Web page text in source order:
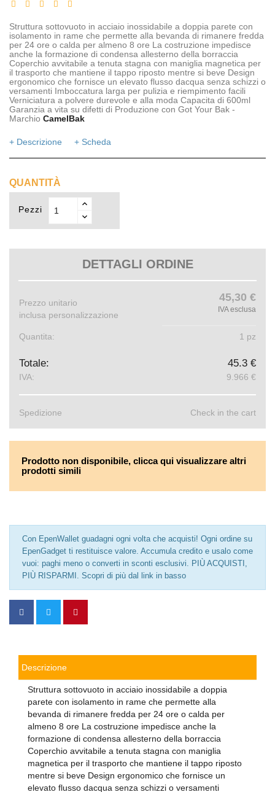
Struttura sottovuoto in acciaio inossidabile a doppia parete con
isolamento in rame che permette alla bevanda di rimanere fredda
per 24 ore o calda per almeno 8 ore La costruzione impedisce
anche la formazione di condensa allesterno della borraccia
Coperchio avvitabile a tenuta stagna con maniglia magnetica per
il trasporto che mantiene il tappo riposto mentre si beve Design
ergonomico che fornisce un elevato flusso dacqua senza schizzi o
versamenti Imboccatura larga per pulizia e riempimento facili
Verniciatura a polvere durevole e alla moda Capacita di 600ml
Garanzia a vita su difetti di Produzione con Got Your Bak -
Marchio CamelBak
+ Descrizione + Scheda
QUANTITÀ
Pezzi
DETTAGLI ORDINE
Prezzo unitario
inclusa personalizzazione
45,30 €
IVA esclusa
Quantita: 1 pz
Totale: 45.3 €
IVA: 9.966 €
Spedizione Check in the cart
Prodotto non disponibile, clicca qui visualizzare altri
prodotti simili
Con EpenWallet guadagni ogni volta che acquisti! Ogni ordine su
EpenGadget ti restituisce valore. Accumula credito e usalo come
vuoi: paghi meno o converti in sconti esclusivi. PIÙ ACQUISTI,
PIÙ RISPARMI. Scopri di più dal link in basso
Descrizione
Struttura sottovuoto in acciaio inossidabile a doppia
parete con isolamento in rame che permette alla
bevanda di rimanere fredda per 24 ore o calda per
almeno 8 ore La costruzione impedisce anche la
formazione di condensa allesterno della borraccia
Coperchio avvitabile a tenuta stagna con maniglia
magnetica per il trasporto che mantiene il tappo riposto
mentre si beve Design ergonomico che fornisce un
elevato flusso dacqua senza schizzi o versamenti